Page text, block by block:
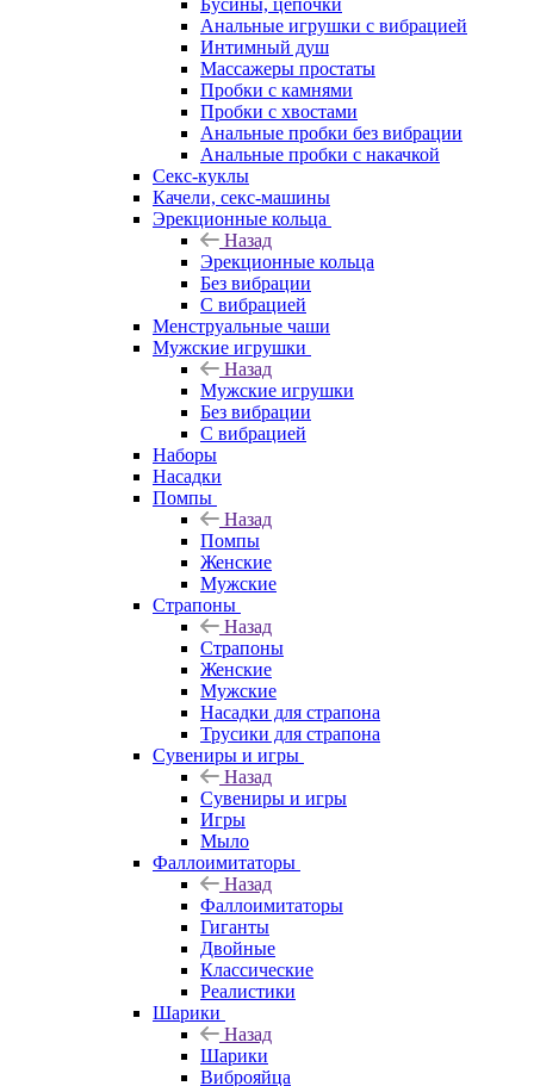
Бусины, цепочки
Анальные игрушки с вибрацией
Интимный душ
Массажеры простаты
Пробки с камнями
Пробки с хвостами
Анальные пробки без вибрации
Анальные пробки с накачкой
Секс-куклы
Качели, секс-машины
Эрекционные кольца
Назад
Эрекционные кольца
Без вибрации
С вибрацией
Менструальные чаши
Мужские игрушки
Назад
Мужские игрушки
Без вибрации
С вибрацией
Наборы
Насадки
Помпы
Назад
Помпы
Женские
Мужские
Страпоны
Назад
Страпоны
Женские
Мужские
Насадки для страпона
Трусики для страпона
Сувениры и игры
Назад
Сувениры и игры
Игры
Мыло
Фаллоимитаторы
Назад
Фаллоимитаторы
Гиганты
Двойные
Классические
Реалистики
Шарики
Назад
Шарики
Виброяйца